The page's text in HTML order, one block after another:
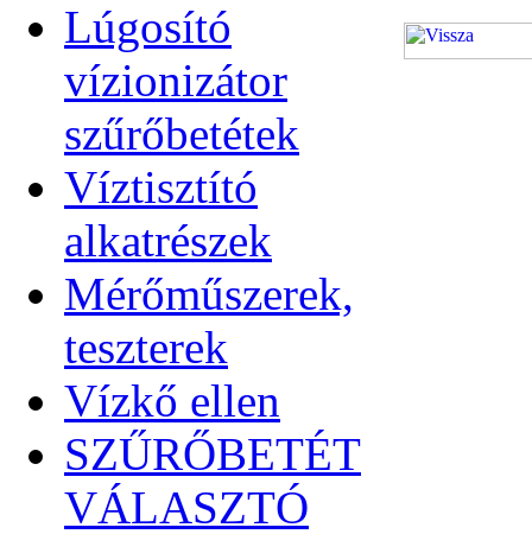
Lúgosító
vízionizátor
szűrőbetétek
Víztisztító
alkatrészek
Mérőműszerek,
teszterek
Vízkő ellen
SZŰRŐBETÉT
VÁLASZTÓ